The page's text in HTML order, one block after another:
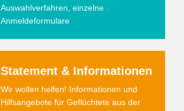
Auswahlverfahren, einzelne
Anmeldeformulare
Statement & Informationen
Wir wollen helfen! Informationen und
Hilfsangebote für Geflüchtete aus der